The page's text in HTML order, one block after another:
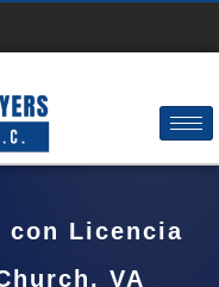
con Licencia
VA